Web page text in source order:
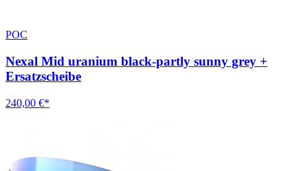
POC
Nexal Mid uranium black-partly sunny grey +
Ersatzscheibe
240,00 €*